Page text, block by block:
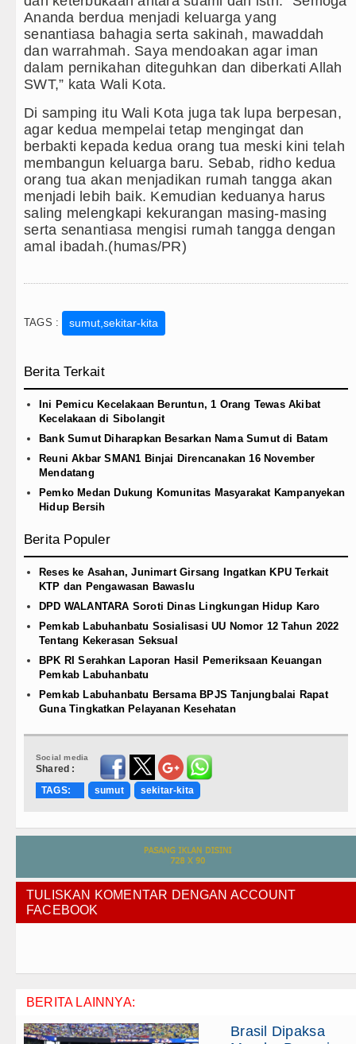
Ananda berdua menjadi keluarga yang
senantiasa bahagia serta sakinah, mawaddah
dan warrahmah. Saya mendoakan agar iman
dalam pernikahan diteguhkan dan diberkati Allah
SWT,” kata Wali Kota.
Di samping itu Wali Kota juga tak lupa berpesan,
agar kedua mempelai tetap mengingat dan
berbakti kepada kedua orang tua meski kini telah
membangun keluarga baru. Sebab, ridho kedua
orang tua akan menjadikan rumah tangga akan
menjadi lebih baik. Kemudian keduanya harus
saling melengkapi kekurangan masing-masing
serta senantiasa mengisi rumah tangga dengan
amal ibadah.(humas/PR)
TAGS : sumut,sekitar-kita
Berita Terkait
Ini Pemicu Kecelakaan Beruntun, 1 Orang Tewas Akibat
Kecelakaan di Sibolangit
Bank Sumut Diharapkan Besarkan Nama Sumut di Batam
Reuni Akbar SMAN1 Binjai Direncanakan 16 November
Mendatang
Pemko Medan Dukung Komunitas Masyarakat Kampanyekan
Hidup Bersih
Berita Populer
Reses ke Asahan, Junimart Girsang Ingatkan KPU Terkait
KTP dan Pengawasan Bawaslu
DPD WALANTARA Soroti Dinas Lingkungan Hidup Karo
Pemkab Labuhanbatu Sosialisasi UU Nomor 12 Tahun 2022
Tentang Kekerasan Seksual
BPK RI Serahkan Laporan Hasil Pemeriksaan Keuangan
Pemkab Labuhanbatu
Pemkab Labuhanbatu Bersama BPJS Tanjungbalai Rapat
Guna Tingkatkan Pelayanan Kesehatan
Social media
Shared :
TAGS:
sumut sekitar-kita
TULISKAN KOMENTAR DENGAN ACCOUNT
FACEBOOK
BERITA LAINNYA:
Brasil Dipaksa